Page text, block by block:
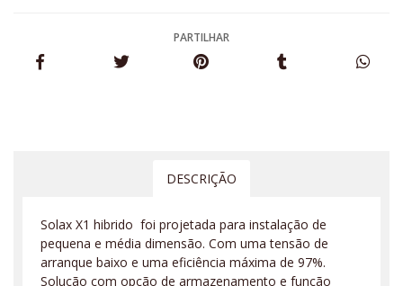
PARTILHAR
DESCRIÇÃO
Solax X1 hibrido foi projetada para instalação de
pequena e média dimensão. Com uma tensão de
arranque baixo e uma eficiência máxima de 97%.
Solução com opção de armazenamento e função